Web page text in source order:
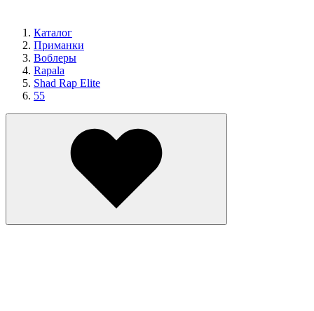
Каталог
Приманки
Воблеры
Rapala
Shad Rap Elite
55